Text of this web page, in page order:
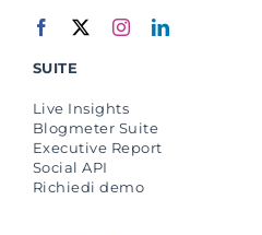
SUITE
Live Insights
Blogmeter Suite
Executive Report
Social API
Richiedi demo